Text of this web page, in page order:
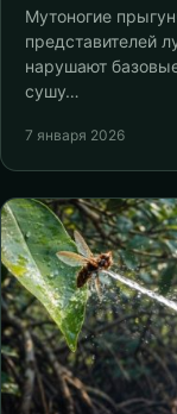
Мутоногие
представителей
нарушают
сушу…
7 января 2026